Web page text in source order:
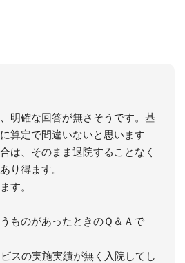
明確な回答が無さそうです。基
算定で間違いないと思います
は、そのまま退院することなく
り得ます。
す。
ものがあったときのＱ＆Ａで
スの実施実績が無く入院してし